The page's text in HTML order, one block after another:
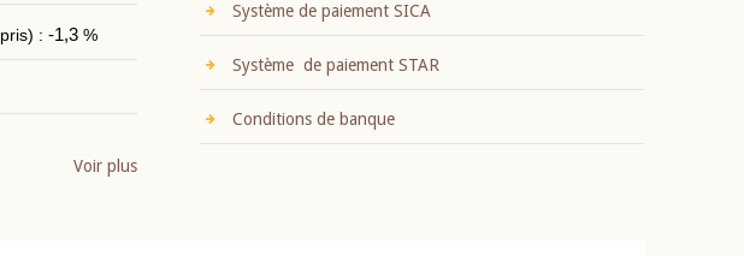
: -1,3%
Voir plus
Système de paiement SICA
Système de paiement STAR
Conditions de banque